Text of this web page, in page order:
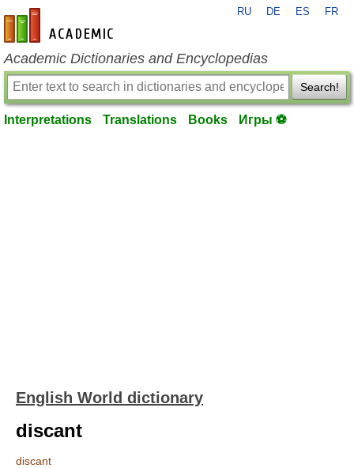
en-academic.com
RU DE ES FR
Academic Dictionaries and Encyclopedias
Search!
Interpretations Translations Books Игры ⚽
English World dictionary
discant
discant